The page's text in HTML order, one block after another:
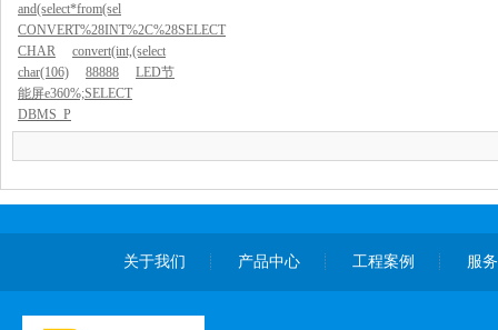
and(select*from(sel
CONVERT%28INT%2C%28SELECT
CHAR
convert(int,(select
char(106)
88888
LED节
能屏e360%;SELECT
DBMS_P
关于我们 产品中心 工程案例 服